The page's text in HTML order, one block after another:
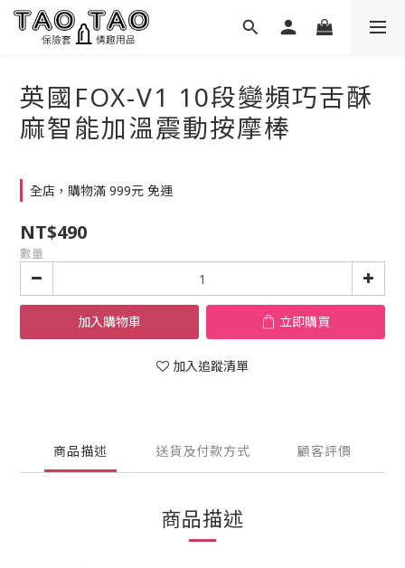
英國FOX-V1 10段變頻巧舌酥
麻智能加溫震動按摩棒
全店，購物滿 999元 免運
NT$490
數量
加入購物車 立即購買
加入追蹤清單
商品描述 送貨及付款方式 顧客評價
商品描述